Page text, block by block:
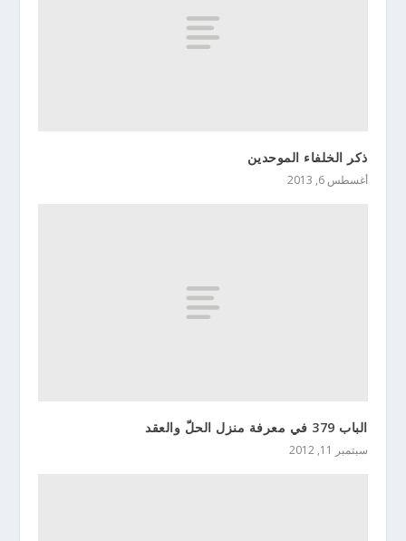
ذكر الخلفاء الموحدين
أغسطس 6, 2013
الباب 379 في معرفة منزل الحلّ والعقد
سبتمبر 11, 2012